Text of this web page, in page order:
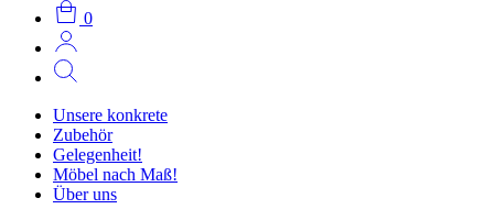
0
Unsere konkrete
Zubehör
Gelegenheit!
Möbel nach Maß!
Über uns